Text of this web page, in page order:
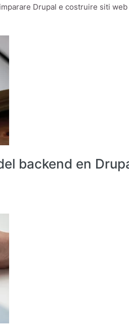
Drupal e costruire siti
backend en